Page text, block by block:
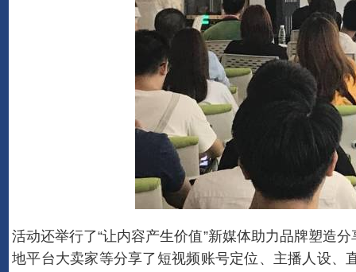
活动还举行了“让内容产生价值”新媒体助力品牌塑造
地平台大卖家等分享了短视频账号定位、主播人设